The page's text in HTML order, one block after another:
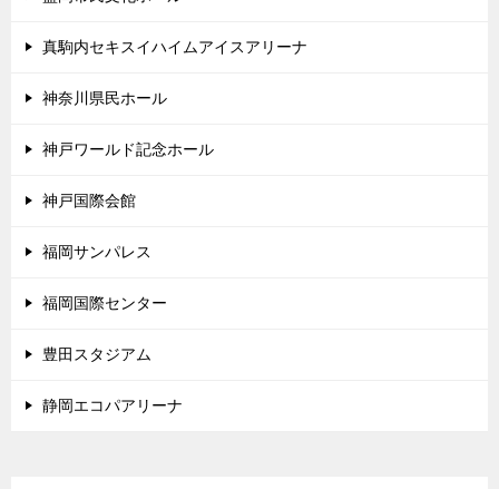
真駒内セキスイハイムアイスアリーナ
神奈川県民ホール
神戸ワールド記念ホール
神戸国際会館
福岡サンパレス
福岡国際センター
豊田スタジアム
静岡エコパアリーナ